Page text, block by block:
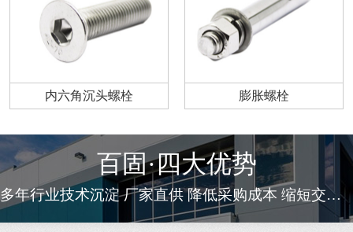
内六角沉头螺栓 膨胀螺栓
百固·四大优势
多年行业技术沉淀 厂家直供 降低采购成本 缩短交货周期